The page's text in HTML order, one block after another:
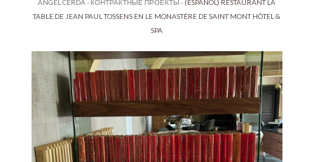
ÁNGEL CERDÁ -КОНТРАКТНЫЕ ПРОЕКТЫ - (ESPAÑOL) RESTAURANT LA
TABLE DE JEAN PAUL TOSSENS EN LE MONASTÈRE DE SAINT MONT HÔTEL &
SPA